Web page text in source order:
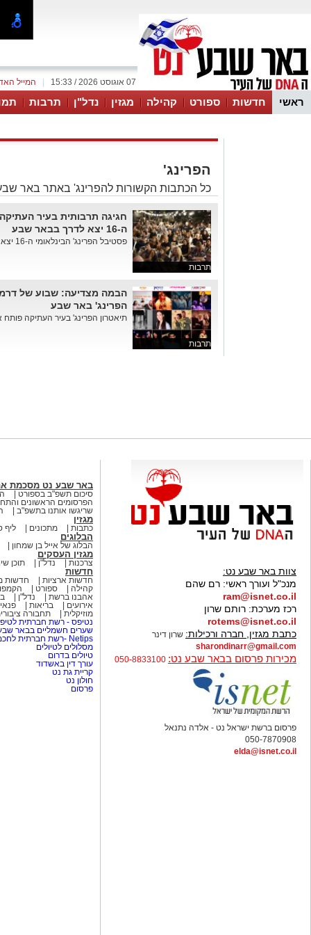
המייל 07 אוגוסט 2026 / 15:33
ראשי חדשות ספורט קהילה מגזין נדל"ן תרבות
הפרינג'
כל הכתבות הקשורות להפרינג' באתר באר
תרבות
חגיגה תרבותית בעיר
ה-16 יצא לדרך בבאר שבע
פסטיבל הפרינג' הבינלאומי ה-16 יצא לדרך עם חנוכת תיאטרון "בית הבו...
תרבות
הבמה מצדיעה: שבוע של
הפרינג' באר שבע
תיאטרון הפרינג' בעיר העתיקה
צוות באר שבע נט:
מנכ"ל ועורך ראשי: רם שהם
ram@isnet.co.il
רכז מערכת: רותם שרון
rotems@isnet.co.il
כתבת מגזין, חברה ורכילות: שרון דינר
sharondinarr@gmail.com
מכירות פרסום בבאר שבע נט: 050-8833100
פרסום ברשת ישראל נט - אלדה נתנאל
050-7870908
elda@isnet.co.il
באר שבע נט מסכמת
סיכום תשפ"ב בספורט
הפרסומים הראשונים
שריגשו אותנו בתשפ"ב
מגזין
כתבות מתכונים ליף
הבלוגים
הבלוג של אייל בן שמחון
מגזין העסקים
צרכנות נדל"ן תוכן
חדשות
חדשות ארציות
חדשות
קהילה
ספורט
אהבנו ברשת
נדל"ן
אירועים
בריאות
מוזיקלית
תחבורה
נטיפס - רשת חברתית
שערים חשמליים בבאר
Netips -רשת חברתית לחכמת ההמונים
מסלולים לטיולים
טיולים בדרום
עורך דין באשדוד
קריית גת נט
חולון נט
פרסום